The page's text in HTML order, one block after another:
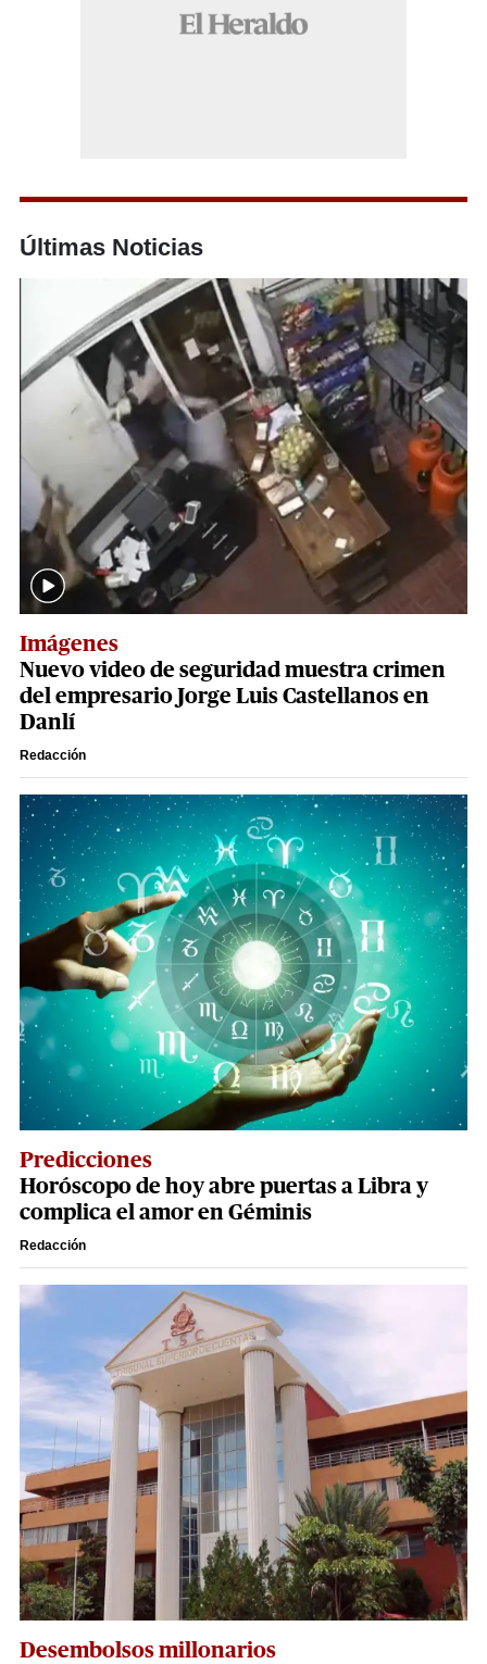
Últimas Noticias
Imágenes
Nuevo video de seguridad muestra crimen
del empresario Jorge Luis Castellanos en
Danlí
Redacción
Predicciones
Horóscopo de hoy abre puertas a Libra y
complica el amor en Géminis
Redacción
Desembolsos millonarios